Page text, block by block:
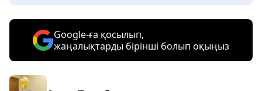
Google-ға қосылып,
жаңалықтарды бірінші болып оқыңыз